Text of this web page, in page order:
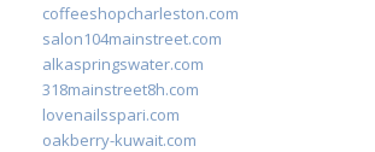
coffeeshopcharleston.com
salon104mainstreet.com
alkaspringswater.com
318mainstreet8h.com
lovenailsspari.com
oakberry-kuwait.com